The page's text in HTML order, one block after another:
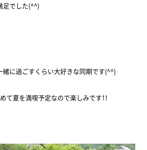
足でした(^^)
緒に過ごすくらい大好きな同期です(^^)
て夏を満喫予定なので楽しみです！！